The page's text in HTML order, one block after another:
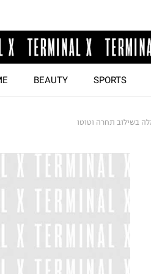
SPORTS
BEAUTY
בשילוב תחרה וטוטו